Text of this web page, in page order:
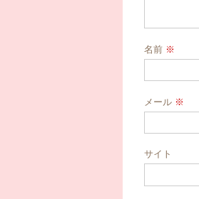
名前 ※
メール ※
サイト